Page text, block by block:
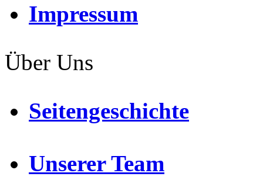
Impressum
Über Uns
Seitengeschichte
Unserer Team